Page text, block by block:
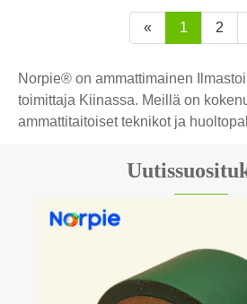
« 1 2
Norpie® on ammattimainen
toimittaja Kiinassa. Meillä on
ammattitaitoiset teknikot ja